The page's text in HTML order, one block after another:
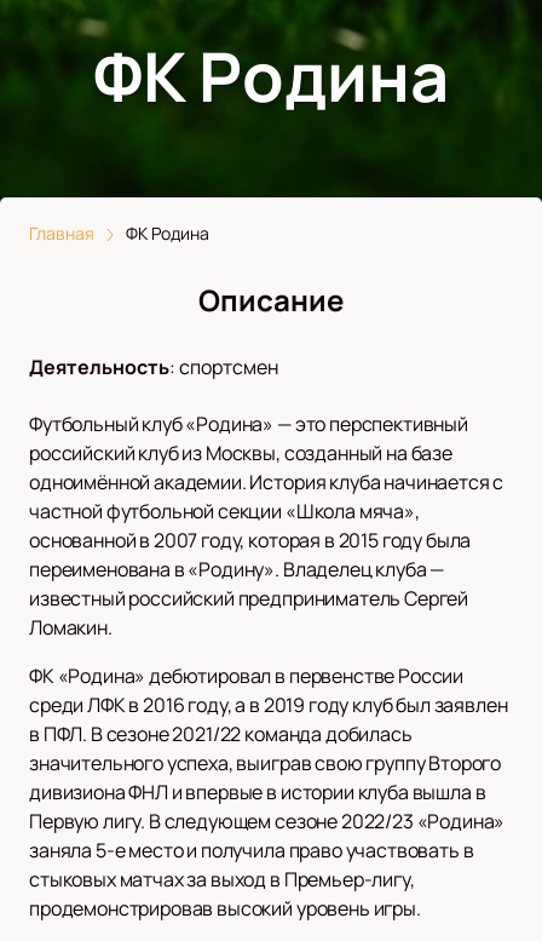
ФК Родина
Главная ФК Родина
Описание
Деятельность:спортсмен
Футбольный клуб «Родина» — это перспективный
российский клуб из Москвы, созданный на базе
одноимённой академии. История клуба начинается с
частной футбольной секции «Школа мяча»,
основанной в 2007 году, которая в 2015 году была
переименована в «Родину». Владелец клуба —
известный российский предприниматель Сергей
Ломакин.
ФК «Родина» дебютировал в первенстве России
среди ЛФК в 2016 году, а в 2019 году клуб был заявлен
в ПФЛ. В сезоне 2021/22 команда добилась
значительного успеха, выиграв свою группу Второго
дивизиона ФНЛ и впервые в истории клуба вышла в
Первую лигу. В следующем сезоне 2022/23 «Родина»
заняла 5-е место и получила право участвовать в
стыковых матчах за выход в Премьер-лигу,
продемонстрировав высокий уровень игры.